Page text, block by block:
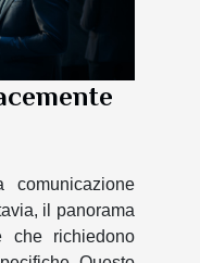
il panorama
che richiedono